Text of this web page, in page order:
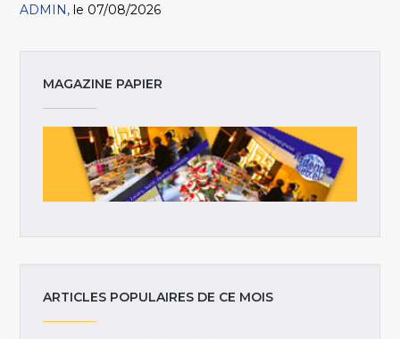
ADMIN le 07/08/2026
MAGAZINE PAPIER
ARTICLES POPULAIRES DE CE MOIS